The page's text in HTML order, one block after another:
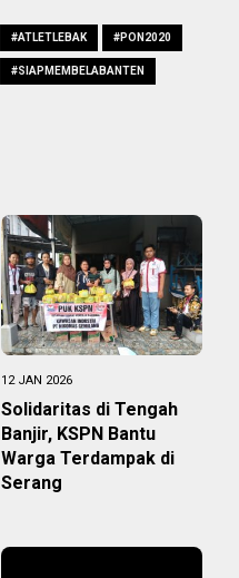
#ATLETLEBAK #PON2020
#SIAPMEMBELABANTEN
12 JAN 2026
Solidaritas di Tengah
Banjir, KSPN Bantu
Warga Terdampak di
Serang